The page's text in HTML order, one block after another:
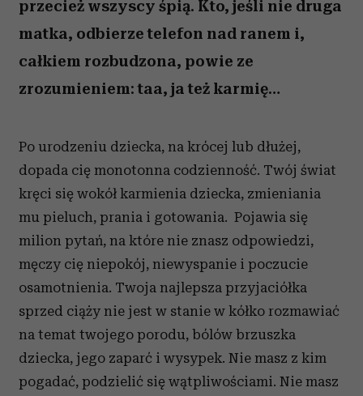
przecież wszyscy śpią. Kto, jeśli nie druga
matka, odbierze telefon nad ranem i,
całkiem rozbudzona, powie ze
zrozumieniem: taa, ja też karmię…
Po urodzeniu dziecka, na krócej lub dłużej,
dopada cię monotonna codzienność. Twój świat
kręci się wokół karmienia dziecka, zmieniania
mu pieluch, prania i gotowania. Pojawia się
milion pytań, na które nie znasz odpowiedzi,
męczy cię niepokój, niewyspanie i poczucie
osamotnienia. Twoja najlepsza przyjaciółka
sprzed ciąży nie jest w stanie w kółko rozmawiać
na temat twojego porodu, bólów brzuszka
dziecka, jego zaparć i wysypek. Nie masz z kim
pogadać, podzielić się wątpliwościami. Nie masz